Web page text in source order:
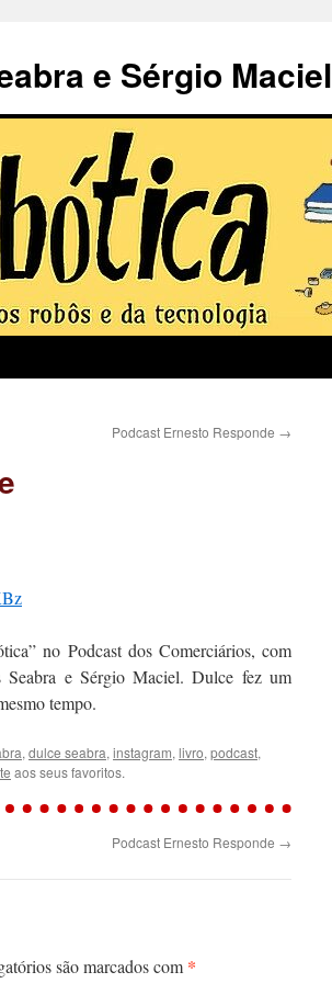
e Sérgio Maciel
Podcast Ernesto Responde →
no Podcast dos Comerciários, com
Seabra e Sérgio Maciel. Dulce fez um
tempo.
, dulce seabra, instagram, livro, podcast,
aos seus favoritos.
Podcast Ernesto Responde →
são marcados com *